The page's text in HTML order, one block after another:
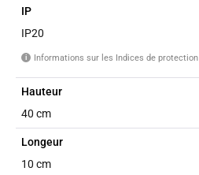
IP
IP20
i Informations sur les Indices de protection
Hauteur
40 cm
Longeur
10 cm